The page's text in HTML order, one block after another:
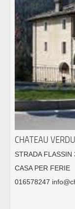
CHATEAU
STRADA
CASA PER FERIE
016578247